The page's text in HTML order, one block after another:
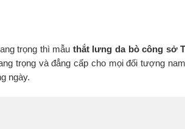
trọng thì mẫu thắt lưng da bò công sở
trọng và đẳng cấp cho mọi đối tượng
ngày.